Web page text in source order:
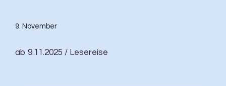
9. November
ab 9.11.2025 / Lesereise